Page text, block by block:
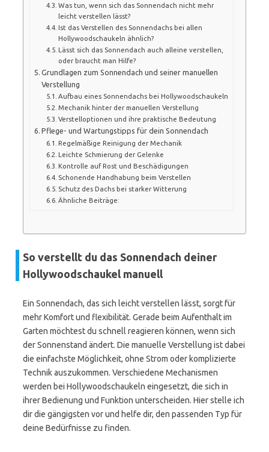
Was tun, wenn sich das Sonnendach nicht mehr
leicht verstellen lässt?
Ist das Verstellen des Sonnendachs bei allen
Hollywoodschaukeln ähnlich?
Lässt sich das Sonnendach auch alleine verstellen,
oder braucht man Hilfe?
Grundlagen zum Sonnendach und seiner manuellen
Verstellung
Aufbau eines Sonnendachs bei Hollywoodschaukeln
Mechanik hinter der manuellen Verstellung
Verstelloptionen und ihre praktische Bedeutung
Pflege- und Wartungstipps für dein Sonnendach
Regelmäßige Reinigung der Mechanik
Leichte Schmierung der Gelenke
Kontrolle auf Rost und Beschädigungen
Schonende Handhabung beim Verstellen
Schutz des Dachs bei starker Witterung
Ähnliche Beiträge:
So verstellt du das Sonnendach deiner
Hollywoodschaukel manuell
Ein Sonnendach, das sich leicht verstellen lässt, sorgt für
mehr Komfort und flexibilität. Gerade beim Aufenthalt im
Garten möchtest du schnell reagieren können, wenn sich
der Sonnenstand ändert. Die manuelle Verstellung ist dabei
die einfachste Möglichkeit, ohne Strom oder komplizierte
Technik auszukommen. Verschiedene Mechanismen
werden bei Hollywoodschaukeln eingesetzt, die sich in
ihrer Bedienung und Funktion unterscheiden. Hier stelle ich
dir die gängigsten vor und helfe dir, den passenden Typ für
deine Bedürfnisse zu finden.